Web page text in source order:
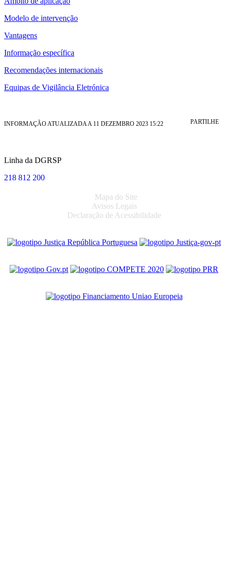
Modelo de intervenção
Vantagens
Informação específica
Recomendações internacionais
Equipas de Vigilância Eletrónica
INFORMAÇÃO ATUALIZADA A 11 DEZEMBRO 2023 15:22 PARTILHE
Linha da DGRSP
218 812 200
Mapa do Site
Avisos Legais
Declaração de Acessibilidade